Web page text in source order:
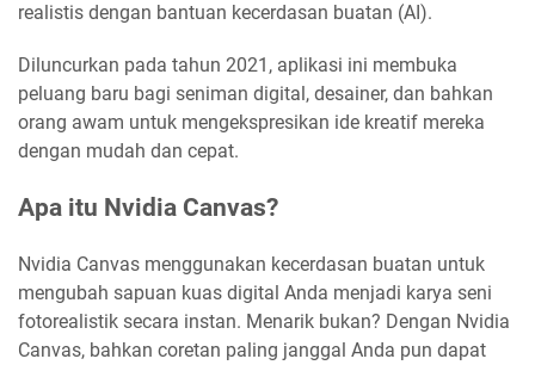
realistis dengan bantuan kecerdasan buatan (AI).
Diluncurkan pada tahun 2021, aplikasi ini membuka
peluang baru bagi seniman digital, desainer, dan bahkan
orang awam untuk mengekspresikan ide kreatif mereka
dengan mudah dan cepat.
Apa itu Nvidia Canvas?
Nvidia Canvas menggunakan kecerdasan buatan untuk
mengubah sapuan kuas digital Anda menjadi karya seni
fotorealistik secara instan. Menarik bukan? Dengan Nvidia
Canvas, bahkan coretan paling janggal Anda pun dapat